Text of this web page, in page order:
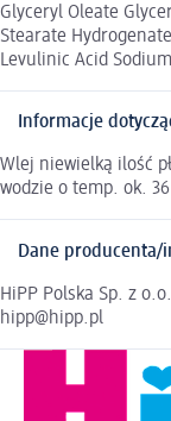
Glyceryl Oleate
Stearate
Levulinic Acid
Informacje
Wlej niewielką ilość
wodzie o temp. ok. 36
Dane producenta/
HiPP Polska Sp. z
hipp@hipp.pl